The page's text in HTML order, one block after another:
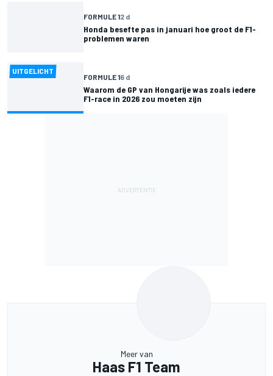
FORMULE 12 d
Honda besefte pas in januari hoe groot de F1-
problemen waren
UITGELICHT
FORMULE 16 d
Waarom de GP van Hongarije was zoals iedere
F1-race in 2026 zou moeten zijn
Meer van
Haas F1 Team